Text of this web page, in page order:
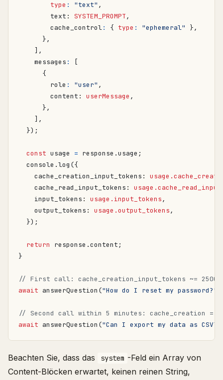
type : "text" ,
text : SYSTEM_PROMPT,
cache_control: { type : "ephemeral"
},
},
],
messages :
[
{
role : "user" ,
content : userMessage ,
},
],
});
const usage = response .usage ;
console .log ({
cache_creation_input_tokens :
cache_read_input_tokens :
input_tokens : usage.input_tokens,
output_tokens : usage.output_tokens,
});
return response .content ;
}
await answerQuestion ("How do I reset my password?"
await answerQuestion ("Can I export my data as CSV?"
Beachten Sie, dass das system -Feld ein Array von
Content-Blöcken erwartet, keinen reinen String,